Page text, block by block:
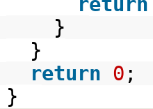
}
}
return 0
}